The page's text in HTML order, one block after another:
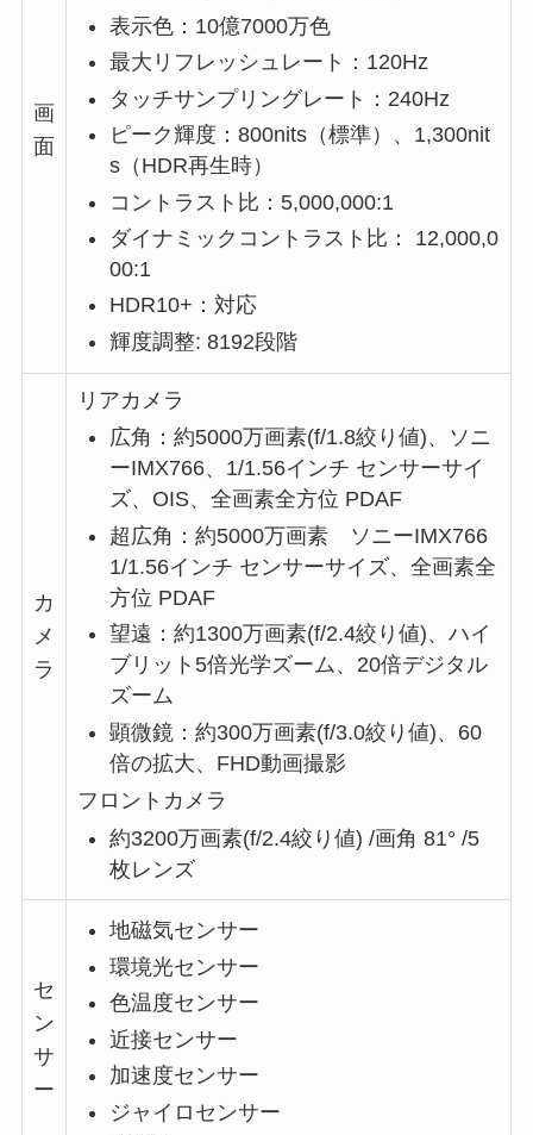
画
面
表示色：10億7000万色
最大リフレッシュレート：120Hz
タッチサンプリングレート：240Hz
ピーク輝度：800nits（標準）、1,300nit
s（HDR再生時）
コントラスト比：5,000,000:1
ダイナミックコントラスト比： 12,000,0
00:1
HDR10+：対応
輝度調整: 8192段階
カ
メ
ラ
リアカメラ
広角：約5000万画素(f/1.8絞り値)、ソニ
ーIMX766、1/1.56インチ センサーサイ
ズ、OIS、全画素全方位 PDAF
超広角：約5000万画素 ソニーIMX766
1/1.56インチ センサーサイズ、全画素全
方位 PDAF
望遠：約1300万画素(f/2.4絞り値)、ハイ
ブリット5倍光学ズーム、20倍デジタル
ズーム
顕微鏡：約300万画素(f/3.0絞り値)、60
倍の拡大、FHD動画撮影
フロントカメラ
約3200万画素(f/2.4絞り値) /画角 81° /5
枚レンズ
セ
ン
サ
ー
地磁気センサー
環境光センサー
色温度センサー
近接センサー
加速度センサー
ジャイロセンサー